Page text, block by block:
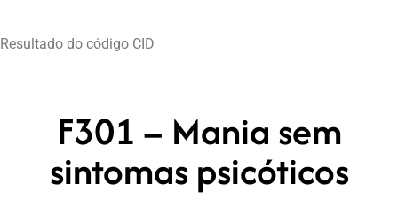
Resultado do código CID
F301 – Mania sem
sintomas psicóticos